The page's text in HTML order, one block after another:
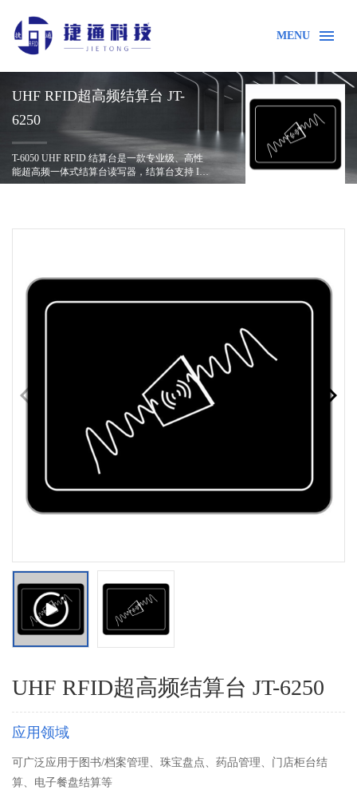
MENU
UHF RFID超高频结算台 JT-
6250
T-6050 UHF RFID 结算台是一款专业级、高性
能超高频一体式结算台读写器，结算台支持 IS
O18000-6C（EPC C1 GEN2）协议，是专门针对
洁、美观,可广泛应用于图书/档案管理、珠宝盘
合。
UHF RFID超高频结算台 JT-6250
应用领域
可广泛应用于图书/档案管理、珠宝盘点、药品管理、门店柜台结
算、电子餐盘结算等